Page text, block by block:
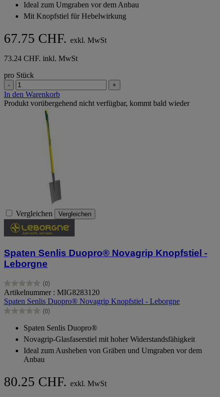
Sternen.Ideal zum Umgraben vor dem Anbau
Mit Knopfstiel für Hebelwirkung
67.75 CHF. exkl. MwSt
73.24 CHF. inkl. MwSt
pro Stück
- +
In den Warenkorb
Produkt vorübergehend nicht verfügbar, kommt bald wieder
Vergleichen Vergleichen
Spaten Senlis Duopro® Novagrip Knopfstiel -
Leborgne
(0)
0.0
von
5
Sternen.
Artikelnummer : MIG8283120
Spaten Senlis Duopro® Novagrip Knopfstiel - Leborgne
(0)
0.0
Sternen.
Spaten Senlis Duopro®
Novagrip-Glasfaserstiel mit hoher Widerstandsfähigkeit
Ideal zum Ausheben von Gräben und Umgraben vor dem
Anbau
80.25 CHF. exkl. MwSt